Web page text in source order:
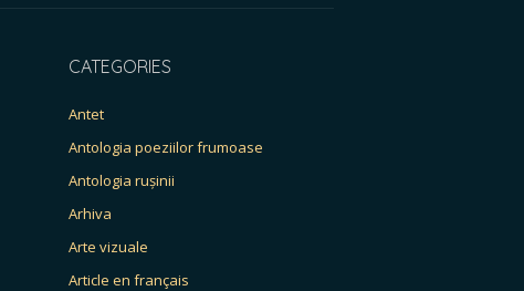
CATEGORIES
Antet
Antologia poeziilor frumoase
Antologia rușinii
Arhiva
Arte vizuale
Article en français